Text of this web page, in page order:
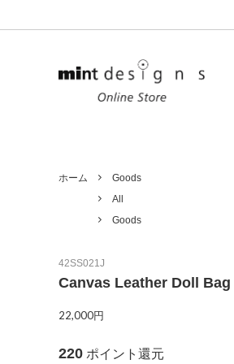
Outer
ホーム
Goods
All
Goods
42SS021J
Canvas Leather Doll Bag
22,000円
220 ポイント還元